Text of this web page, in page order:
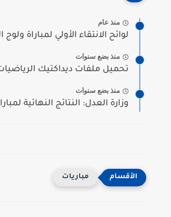
منذ عام
لوائح الانتقاء الأولي لمباراة
منذ بضع سنوات
تحميل ملفات ديداكتيك
منذ بضع سنوات
وزارة العدل: النتائج النهائية
مباريات